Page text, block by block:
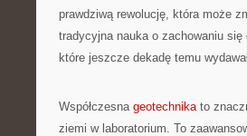
prawdziwą rewolucję, która może
tradycyjna nauka o zachowaniu
które jeszcze dekadę temu
Współczesna geotechnikato
ziemi w laboratorium. To